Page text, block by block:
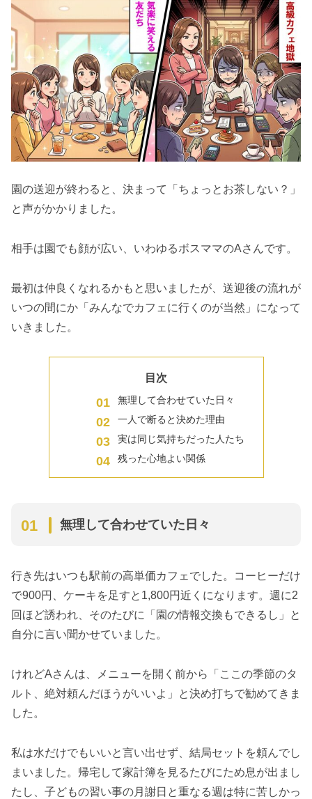
園の送迎が終わると、決まって「ちょっとお茶しない？」
と声がかかりました。
相手は園でも顔が広い、いわゆるボスママのAさんです。
最初は仲良くなれるかもと思いましたが、送迎後の流れが
いつの間にか「みんなでカフェに行くのが当然」になって
いきました。
目次
無理して合わせていた日々
一人で断ると決めた理由
実は同じ気持ちだった人たち
残った心地よい関係
無理して合わせていた日々
行き先はいつも駅前の高単価カフェでした。コーヒーだけ
で900円、ケーキを足すと1,800円近くになります。週に2
回ほど誘われ、そのたびに「園の情報交換もできるし」と
自分に言い聞かせていました。
けれどAさんは、メニューを開く前から「ここの季節のタ
ルト、絶対頼んだほうがいいよ」と決め打ちで勧めてきま
した。
私は水だけでもいいと言い出せず、結局セットを頼んでし
まいました。帰宅して家計簿を見るたびにため息が出まし
たし、子どもの習い事の月謝日と重なる週は特に苦しかっ